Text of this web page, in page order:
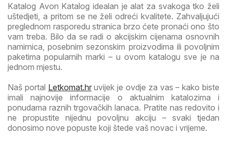
Katalog Avon Katalog idealan je alat za svakoga tko želi
uštedjeti, a pritom se ne želi odreći kvalitete. Zahvaljujući
preglednom rasporedu stranica brzo ćete pronaći ono što
vam treba. Bilo da se radi o akcijskim cijenama osnovnih
namirnica, posebnim sezonskim proizvodima ili povoljnim
paketima popularnih marki – u ovom katalogu sve je na
jednom mjestu.
Naš portal Letkomat.hruvijek je ovdje za vas – kako biste
imali najnovije informacije o aktualnim katalozima i
ponudama raznih trgovačkih lanaca. Pratite nas redovito i
ne propustite nijednu povoljnu akciju – svaki tjedan
donosimo nove popuste koji štede vaš novac i vrijeme.